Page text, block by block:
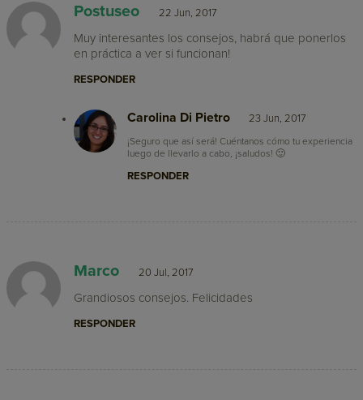
Postuseo 22 Jun, 2017
Muy interesantes los consejos, habrá que ponerlos
en práctica a ver si funcionan!
RESPONDER
Carolina Di Pietro 23 Jun, 2017
¡Seguro que así será! Cuéntanos cómo tu experiencia
luego de llevarlo a cabo, ¡saludos! 🙂
RESPONDER
Marco 20 Jul, 2017
Grandiosos consejos. Felicidades
RESPONDER